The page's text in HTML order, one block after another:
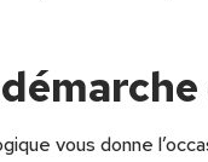
vous donne